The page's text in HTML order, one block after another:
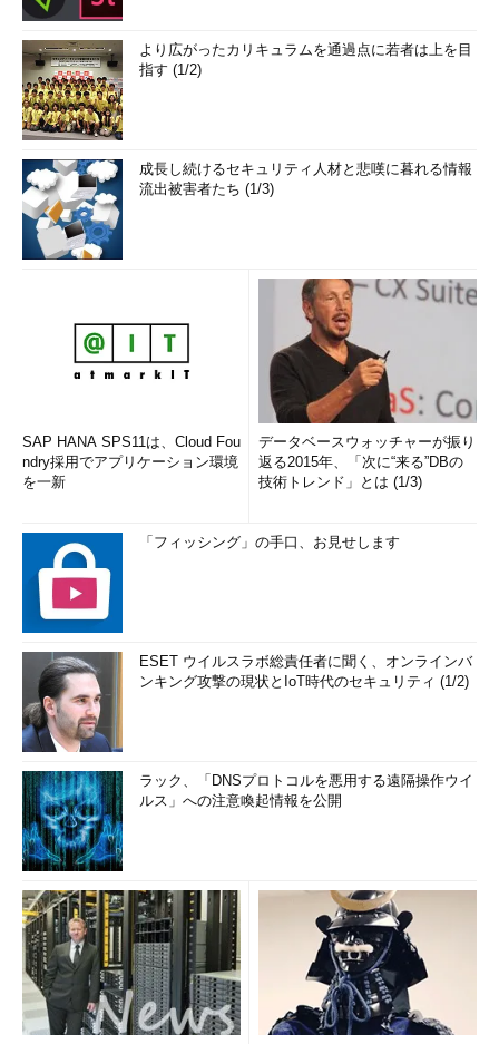
より広がったカリキュラムを通過点に若者は上を目
指す (1/2)
成長し続けるセキュリティ人材と悲嘆に暮れる情報
流出被害者たち (1/3)
SAP HANA SPS11は、Cloud Fou
ndry採用でアプリケーション環境
を一新
データベースウォッチャーが振り
返る2015年、「次に“来る”DBの
技術トレンド」とは (1/3)
「フィッシング」の手口、お見せします
ESET ウイルスラボ総責任者に聞く、オンラインバ
ンキング攻撃の現状とIoT時代のセキュリティ (1/2)
ラック、「DNSプロトコルを悪用する遠隔操作ウイ
ルス」への注意喚起情報を公開